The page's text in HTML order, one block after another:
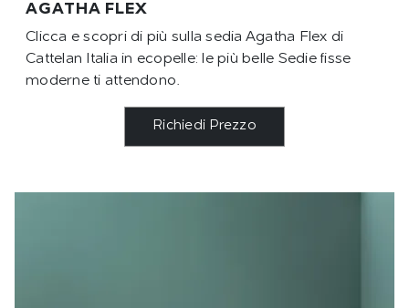
AGATHA FLEX
Clicca e scopri di più sulla sedia Agatha Flex di
Cattelan Italia in ecopelle: le più belle Sedie fisse
moderne ti attendono.
Richiedi Prezzo